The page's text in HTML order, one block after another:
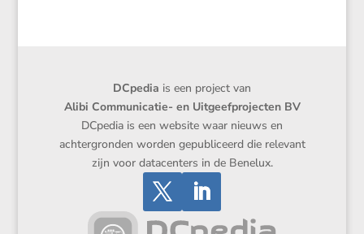
DCpedia is een project van
Alibi Communicatie- en Uitgeefprojecten BV
DCpedia is een website waar nieuws en
achtergronden worden gepubliceerd die relevant
zijn voor datacenters in de Benelux.